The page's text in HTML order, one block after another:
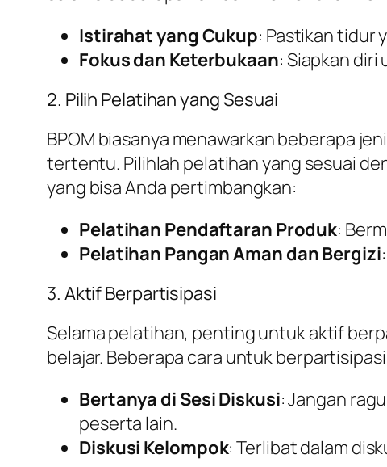
Istirahat yang Cukup: Pastikan tidur
Fokus dan Keterbukaan: Siapkan
2. Pilih Pelatihan yang Sesuai
BPOM biasanya menawarkan beberapa
tertentu. Pilihlah pelatihan yang sesuai
yang bisa Anda pertimbangkan:
Pelatihan Pendaftaran Produk:
Pelatihan Pangan Aman dan Bergizi
3. Aktif Berpartisipasi
Selama pelatihan, penting untuk aktif
belajar. Beberapa cara untuk
Bertanya di Sesi Diskusi: Jangan
peserta lain.
Diskusi Kelompok: Terlibat dalam